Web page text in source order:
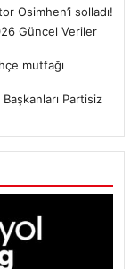
Osimhen’i solladı!
Güncel Veriler
mutfağı
Başkanları Partisiz